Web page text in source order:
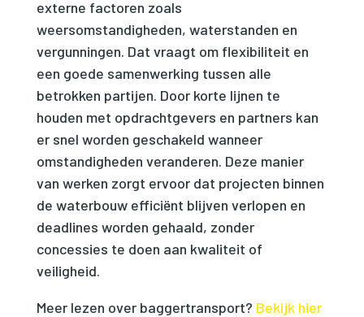
externe factoren zoals
weersomstandigheden, waterstanden en
vergunningen. Dat vraagt om flexibiliteit en
een goede samenwerking tussen alle
betrokken partijen. Door korte lijnen te
houden met opdrachtgevers en partners kan
er snel worden geschakeld wanneer
omstandigheden veranderen. Deze manier
van werken zorgt ervoor dat projecten binnen
de waterbouw efficiënt blijven verlopen en
deadlines worden gehaald, zonder
concessies te doen aan kwaliteit of
veiligheid.
Meer lezen over baggertransport? Bekijk hier